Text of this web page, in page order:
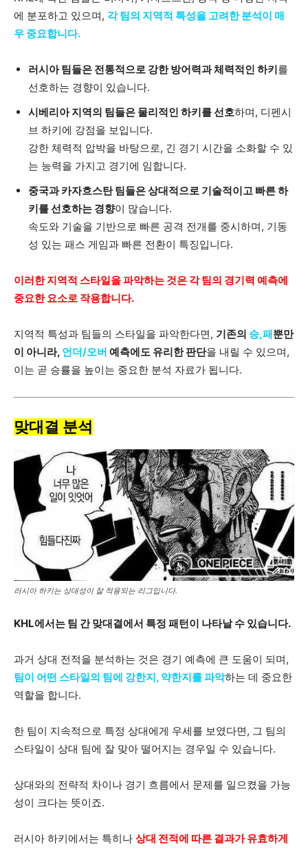
에 분포하고 있으며, 각 팀의 지역적 특성을 고려한 분석이 매
우 중요합니다.
러시아 팀들은 전통적으로 강한 방어력과 체력적인 하키를
선호하는 경향이 있습니다.
시베리아 지역의 팀들은 물리적인 하키를 선호하며, 디펜시
브 하키에 강점을 보입니다.
강한 체력적 압박을 바탕으로, 긴 경기 시간을 소화할 수 있
는 능력을 가지고 경기에 임합니다.
중국과 카자흐스탄 팀들은 상대적으로 기술적이고 빠른 하
키를 선호하는 경향이 많습니다.
속도와 기술을 기반으로 빠른 공격 전개를 중시하며, 기동
성 있는 패스 게임과 빠른 전환이 특징입니다.
이러한 지역적 스타일을 파악하는 것은 각 팀의 경기력 예측에
중요한 요소로 작용합니다.
지역적 특성과 팀들의 스타일을 파악한다면, 기존의 승,패뿐만
이 아니라, 언더/오버 예측에도 유리한 판단을 내릴 수 있으며,
이는 곧 승률을 높이는 중요한 분석 자료가 됩니다.
맞대결 분석
러시아 하키는 상대성이 잘 적용되는 리그입니다.
KHL에서는 팀 간 맞대결에서 특정 패턴이 나타날 수 있습니다.
과거 상대 전적을 분석하는 것은 경기 예측에 큰 도움이 되며,
팀이 어떤 스타일의 팀에 강한지, 약한지를 파악하는 데 중요한
역할을 합니다.
한 팀이 지속적으로 특정 상대에게 우세를 보였다면, 그 팀의
스타일이 상대 팀에 잘 맞아 떨어지는 경우일 수 있습니다.
상대와의 전략적 차이나 경기 흐름에서 문제를 일으켰을 가능
성이 크다는 뜻이죠.
러시아 하키에서는 특히나 상대 전적에 따른 결과가 유효하게